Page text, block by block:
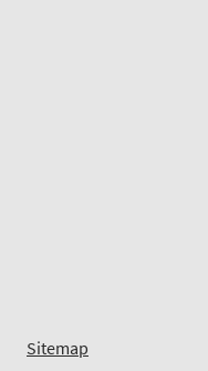
Sitemap